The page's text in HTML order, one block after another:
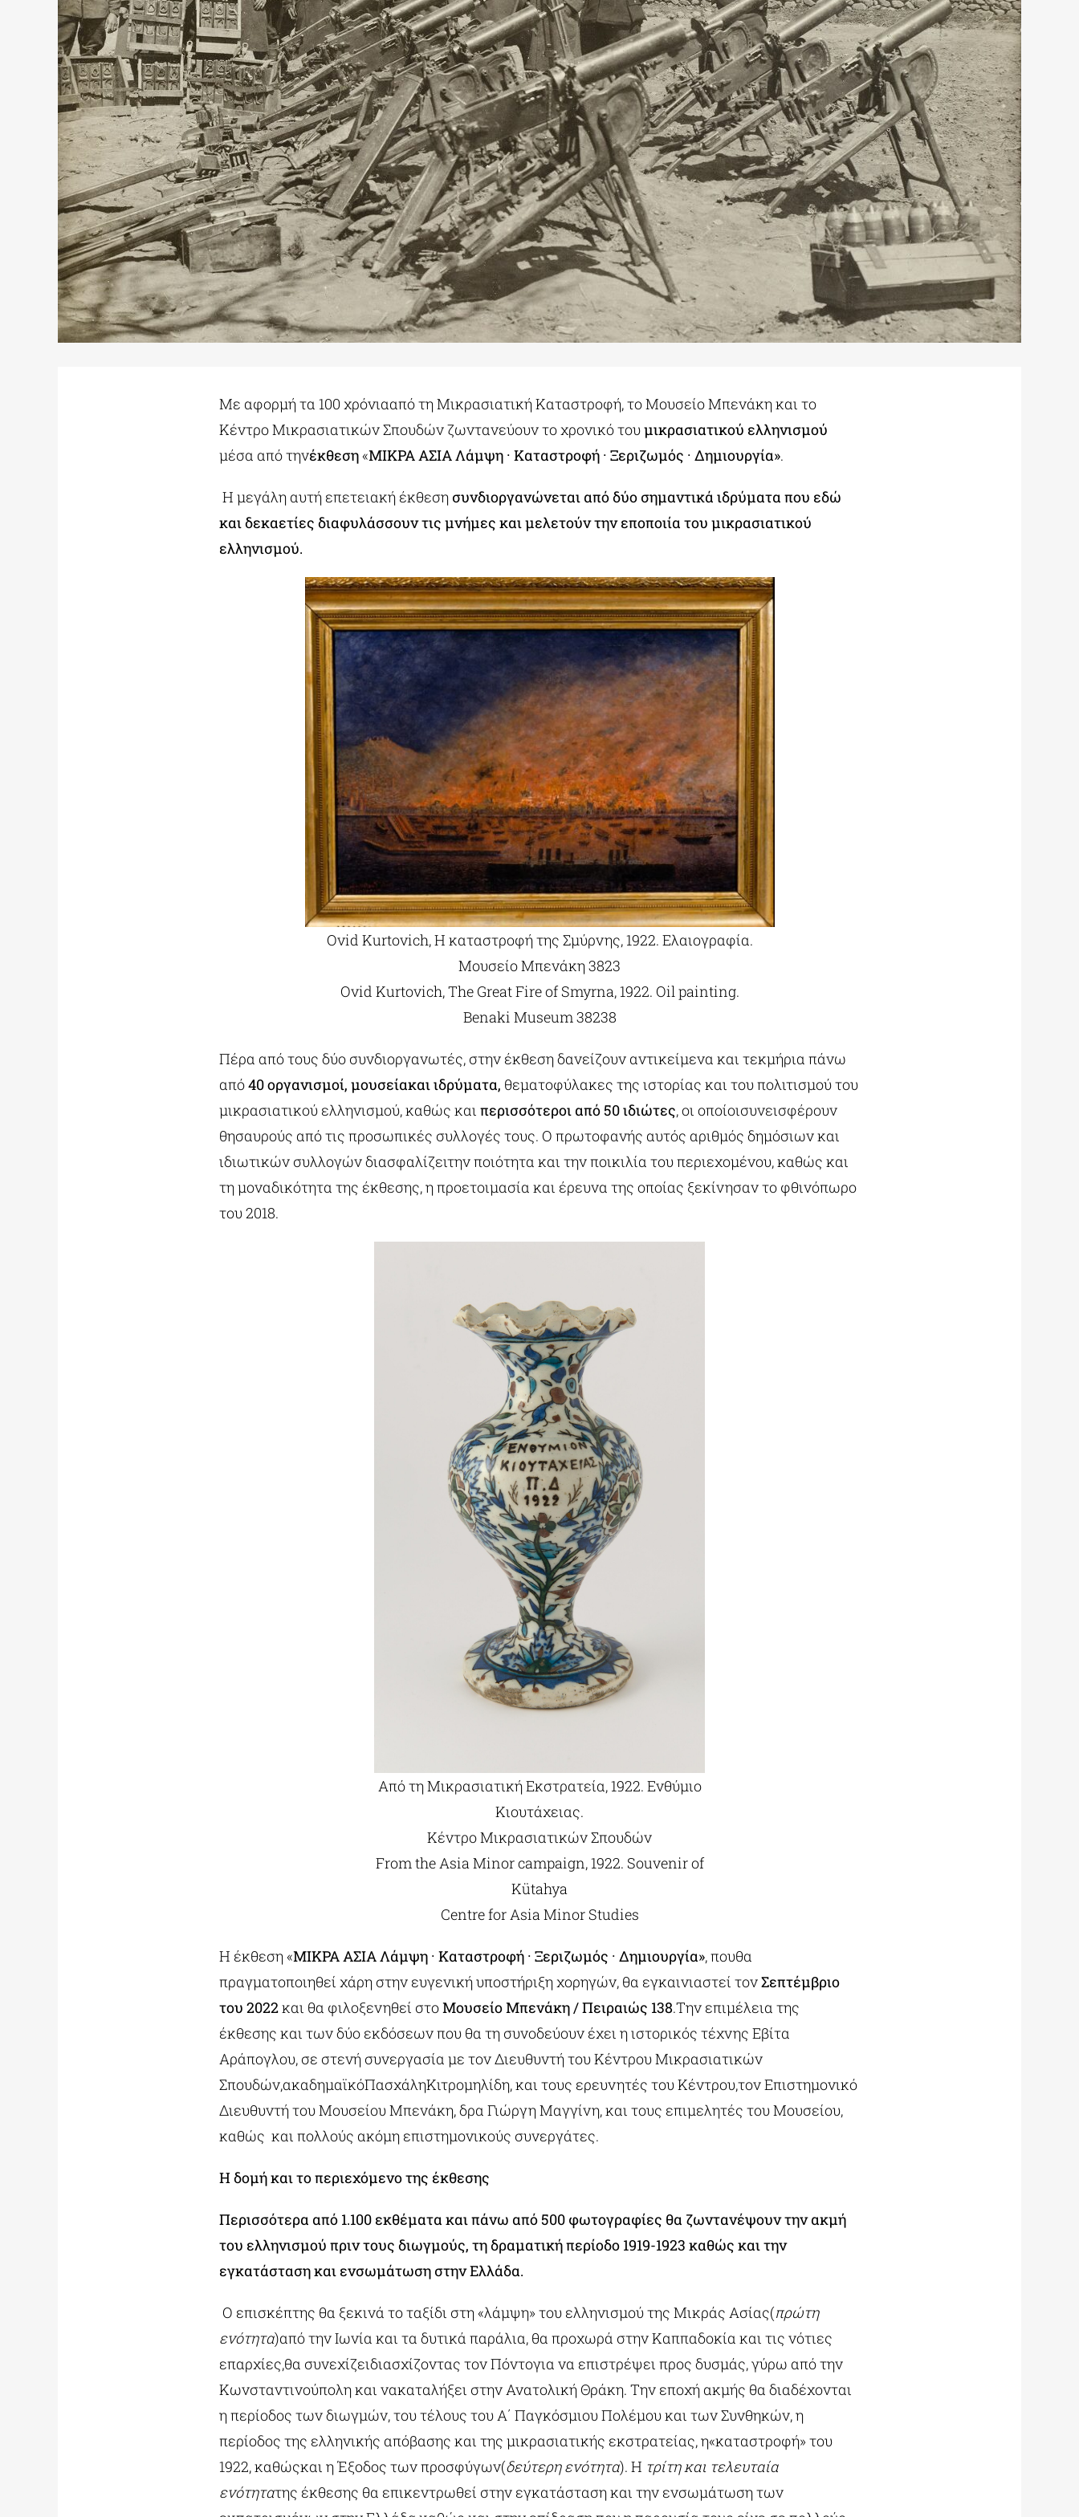
Με αφορμή τα 100 χρόνιααπό τη Μικρασιατική Καταστροφή, το Μουσείο Μπενάκη και το
Κέντρο Μικρασιατικών Σπουδών ζωντανεύουν το χρονικό τουμικρασιατικού ελληνισμού
μέσα από τηνέκθεση«ΜΙΚΡΑ ΑΣΙΑ Λάμψη · Καταστροφή · Ξεριζωμός · Δημιουργία».
Η μεγάλη αυτή επετειακή έκθεση συνδιοργανώνεται από δύο σημαντικά ιδρύματα που εδώ
και δεκαετίες διαφυλάσσουν τις μνήμες και μελετούν την εποποιία του μικρασιατικού
ελληνισμού.
Ovid Kurtovich, Η καταστροφή της Σμύρνης, 1922. Ελαιογραφία.
Μουσείο Μπενάκη 3823
Ovid Kurtovich, The Great Fire of Smyrna, 1922. Oil painting.
Benaki Museum 38238
Πέρα από τους δύο συνδιοργανωτές, στην έκθεση δανείζουν αντικείμενα και τεκμήρια πάνω
από40 οργανισμοί, μουσείακαι ιδρύματα, θεματοφύλακες της ιστορίας και του πολιτισμού του
μικρασιατικού ελληνισμού, καθώς και περισσότεροι από 50 ιδιώτες, οι οποίοισυνεισφέρουν
θησαυρούς από τις προσωπικές συλλογές τους. Ο πρωτοφανής αυτός αριθμός δημόσιων και
ιδιωτικών συλλογών διασφαλίζειτην ποιότητα και την ποικιλία του περιεχομένου, καθώς και
τη μοναδικότητα της έκθεσης, η προετοιμασία και έρευνα της οποίας ξεκίνησαν το φθινόπωρο
του 2018.
Από τη Μικρασιατική Εκστρατεία, 1922. Ενθύμιο
Κιουτάχειας.
Κέντρο Μικρασιατικών Σπουδών
From the Asia Minor campaign, 1922. Souvenir of
Kütahya
Centre for Asia Minor Studies
Η έκθεση «ΜΙΚΡΑ ΑΣΙΑΛάμψη · Καταστροφή · Ξεριζωμός · Δημιουργία», πουθα
πραγματοποιηθεί χάρη στην ευγενική υποστήριξη χορηγών, θα εγκαινιαστεί τονΣεπτέμβριο
του 2022και θα φιλοξενηθεί στοΜουσείο Μπενάκη / Πειραιώς 138.Την επιμέλεια της
έκθεσης και των δύο εκδόσεων που θα τη συνοδεύουν έχει η ιστορικός τέχνης Εβίτα
Αράπογλου, σε στενή συνεργασία με τον Διευθυντή του Κέντρου Μικρασιατικών
Σπουδών,ακαδημαϊκόΠασχάληΚιτρομηλίδη, και τους ερευνητές του Κέντρου,τον Επιστημονικό
Διευθυντή του Μουσείου Μπενάκη, δρα Γιώργη Μαγγίνη, και τους επιμελητές του Μουσείου,
καθώς και πολλούς ακόμη επιστημονικούς συνεργάτες.
Η δομή και το περιεχόμενο της έκθεσης
Περισσότερα από 1.100 εκθέματα και πάνω από 500 φωτογραφίες θα ζωντανέψουν την ακμή
του ελληνισμού πριν τους διωγμούς, τη δραματική περίοδο 1919-1923 καθώς και την
εγκατάσταση και ενσωμάτωση στην Ελλάδα.
Ο επισκέπτης θα ξεκινά το ταξίδι στη «λάμψη» του ελληνισμού της Μικράς Ασίας(πρώτη
ενότητα)από την Ιωνία και τα δυτικά παράλια, θα προχωρά στην Καππαδοκία και τις νότιες
επαρχίες,θα συνεχίζειδιασχίζοντας τον Πόντογια να επιστρέψει προς δυσμάς, γύρω από την
Κωνσταντινούπολη και νακαταλήξει στην Ανατολική Θράκη. Την εποχή ακμής θα διαδέχονται
η περίοδος των διωγμών, του τέλους του Α΄ Παγκόσμιου Πολέμου και των Συνθηκών, η
περίοδος της ελληνικής απόβασης και της μικρασιατικής εκστρατείας, η«καταστροφή» του
1922, καθώςκαι η Έξοδος των προσφύγων(δεύτερη ενότητα). Η τρίτη και τελευταία
ενότητατης έκθεσης θα επικεντρωθεί στην εγκατάσταση και την ενσωμάτωση των